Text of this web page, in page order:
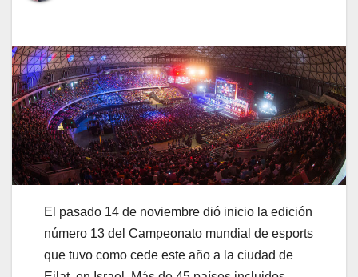
El pasado 14 de noviembre dió inicio la edición
número 13 del Campeonato mundial de esports
que tuvo como cede este año a la ciudad de